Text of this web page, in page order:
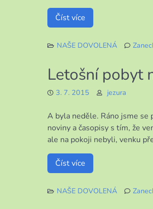
Číst více
NAŠE DOVOLENÁ
Letošní pobyt
3. 7. 2015 jezura
A byla neděle. Ráno jsme
noviny a časopisy s tím, že
ale na pokoji nebyli, venku
Číst více
NAŠE DOVOLENÁ